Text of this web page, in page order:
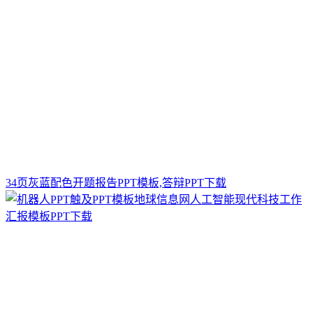
34页灰蓝配色开题报告PPT模板,答辩PPT下载